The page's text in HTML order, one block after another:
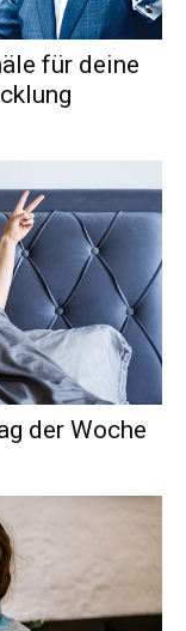
für deine
der Woche